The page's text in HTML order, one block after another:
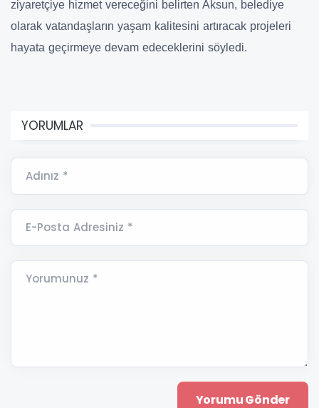
ziyaretçiye hizmet vereceğini belirten Aksun, belediye
olarak vatandaşların yaşam kalitesini artıracak projeleri
hayata geçirmeye devam edeceklerini söyledi.
YORUMLAR
Adınız *
E-Posta Adresiniz *
Yorumunuz *